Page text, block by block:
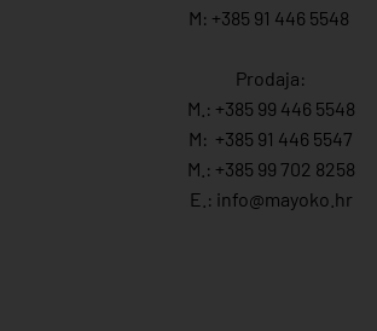
M: +385 91 446 5548
Prodaja:
M.: +385 99 446 5548
M: +385 91 446 5547
M.: +385 99 702 8258
E.: info@mayoko. hr